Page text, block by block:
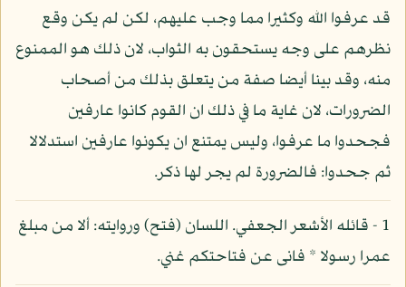
قد عرفوا الله وكثيرا مما وجب عليهم، لكن لم يكن وقع
نظرهم على وجه يستحقون به الثواب، لان ذلك هو الممنوع
منه، وقد بينا أيضا صفة من يتعلق بذلك من أصحاب
الضرورات، لان غاية ما في ذلك ان القوم كانوا عارفين
فجحدوا ما عرفوا، وليس يمتنع ان يكونوا عارفين استدلالا
ثم جحدوا: فالضرورة لم يجر لها ذكر.
1 - قائله الأشعر الجعفي. اللسان (فتح) وروايته: ألا من مبلغ
عمرا رسولا * فانى عن فتاحتكم غني.